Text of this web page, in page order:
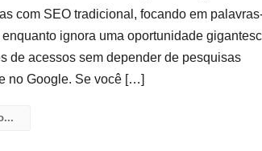
com SEO tradicional, focando em
ignora uma oportunidade
de acessos sem depender de pesquisas
no Google. Se você […]